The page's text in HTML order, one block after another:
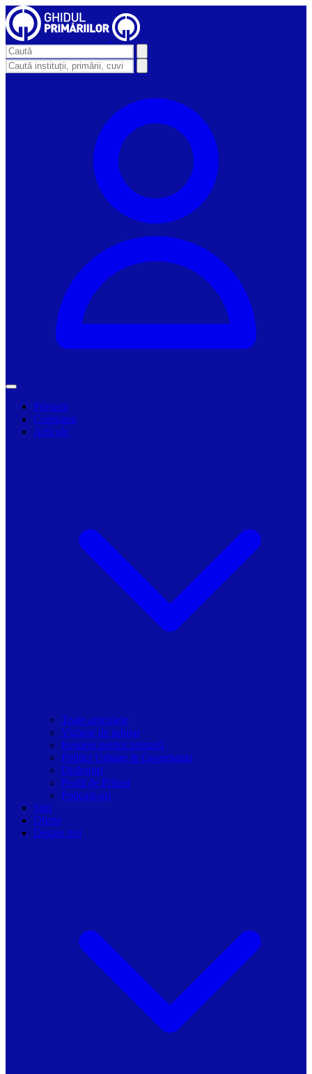
Primarii
Companii
Articole
Toate articolele
Viziune de primar
Resurse pentru primarii
Politici Urbane & Guvernanta
Dialoguri
Profil de Primar
Podcast-uri
Stiri
Oferte
Despre noi